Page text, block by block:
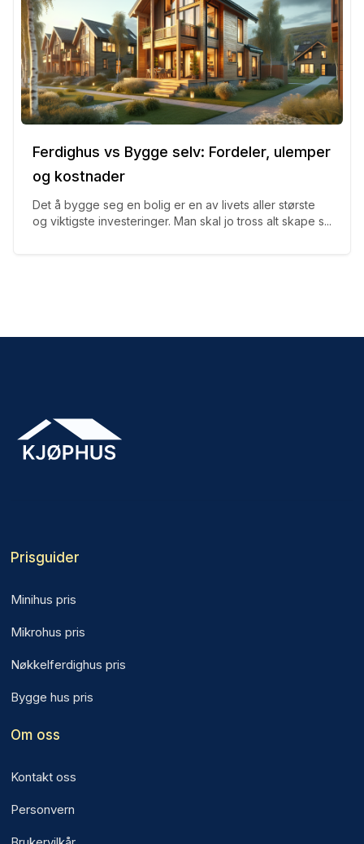
Ferdighus vs Bygge selv: Fordeler, ulemper
og kostnader
Det å bygge seg en bolig er en av livets aller største
og viktigste investeringer. Man skal jo tross alt skape s...
Prisguider
Minihus pris
Mikrohus pris
Nøkkelferdighus pris
Bygge hus pris
Om oss
Kontakt oss
Personvern